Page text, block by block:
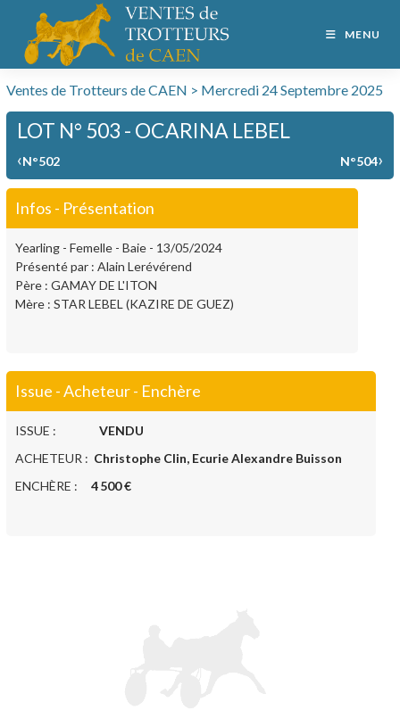
MENU
Ventes de Trotteurs de CAEN > Mercredi 24 Septembre 2025
LOT N° 503 - OCARINA LEBEL
‹N°502 N°504›
Infos - Présentation
Yearling - Femelle - Baie - 13/05/2024
Présenté par : Alain Lerévérend
Père : GAMAY DE L'ITON
Mère : STAR LEBEL (KAZIRE DE GUEZ)
Issue - Acheteur - Enchère
ISSUE : VENDU
ACHETEUR : Christophe Clin, Ecurie Alexandre Buisson
ENCHÈRE : 4 500 €